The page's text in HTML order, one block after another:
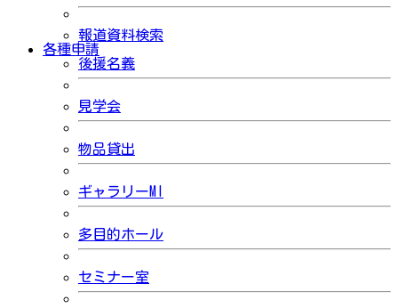
報道資料検索
各種申請
後援名義
見学会
物品貸出
ギャラリーMI
多目的ホール
セミナー室